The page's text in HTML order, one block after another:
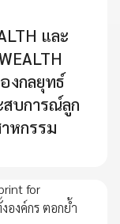
และ
งกลยุทธ์
สบการณ์ลูก
หกรรม